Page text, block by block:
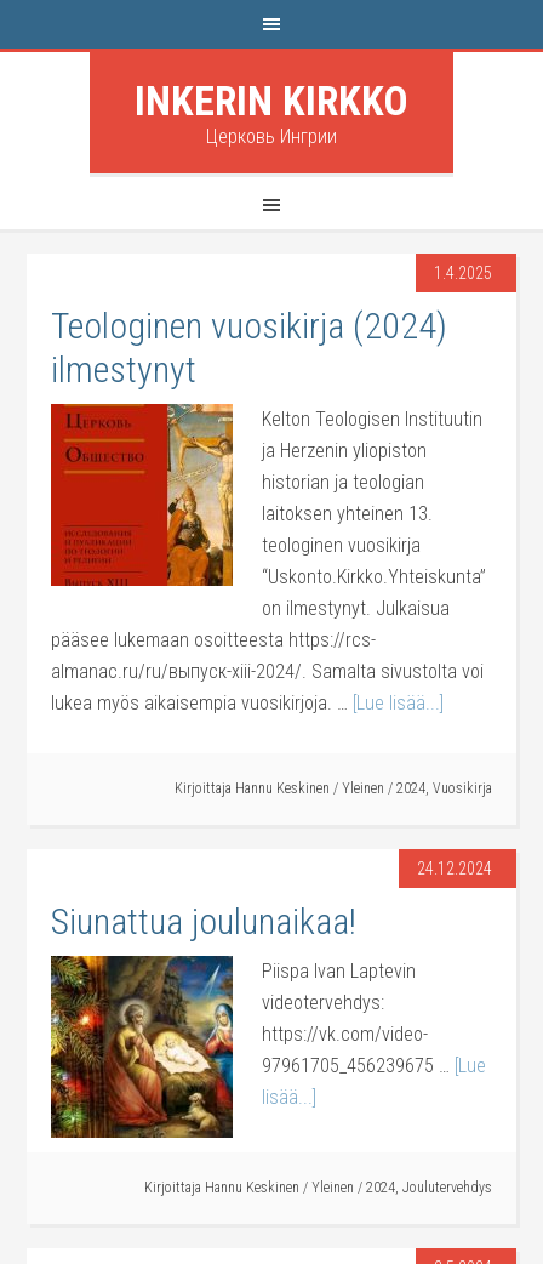
INKERIN KIRKKO
Церковь Ингрии
1.4.2025
Teologinen vuosikirja (2024)
ilmestynyt
Kelton Teologisen Instituutin
ja Herzenin yliopiston
historian ja teologian
laitoksen yhteinen 13.
teologinen vuosikirja
“Uskonto.Kirkko.Yhteiskunta”
on ilmestynyt. Julkaisua
pääsee lukemaan osoitteesta https://rcs-
almanac.ru/ru/выпуск-xiii-2024/. Samalta sivustolta voi
lukea myös aikaisempia vuosikirjoja. … [Lue lisää...]
Kirjoittaja Hannu Keskinen / Yleinen / 2024, Vuosikirja
24.12.2024
Siunattua joulunaikaa!
Piispa Ivan Laptevin
videotervehdys:
https://vk.com/video-
97961705_456239675 … [Lue
lisää...]
Kirjoittaja Hannu Keskinen / Yleinen / 2024, Joulutervehdys